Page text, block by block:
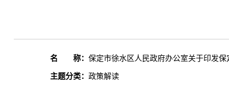
名 称： 保定市徐水区人民政府办公室关于印发
主题分类： 政策解读